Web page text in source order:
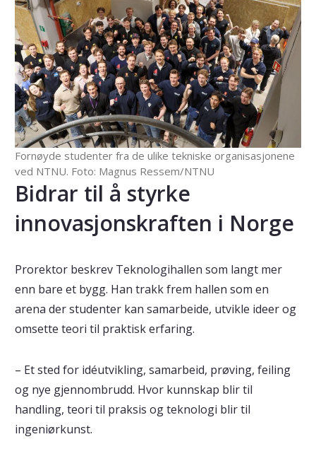
Fornøyde studenter fra de ulike tekniske organisasjonene
ved NTNU. Foto: Magnus Ressem/NTNU
Bidrar til å styrke
innovasjonskraften i Norge
Prorektor beskrev Teknologihallen som langt mer
enn bare et bygg. Han trakk frem hallen som en
arena der studenter kan samarbeide, utvikle ideer og
omsette teori til praktisk erfaring.
– Et sted for idéutvikling, samarbeid, prøving, feiling
og nye gjennombrudd. Hvor kunnskap blir til
handling, teori til praksis og teknologi blir til
ingeniørkunst.